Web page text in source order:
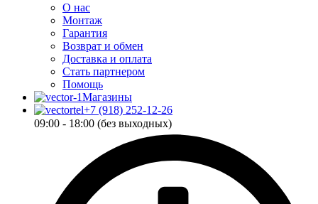
О нас
Монтаж
Гарантия
Возврат и обмен
Доставка и оплата
Стать партнером
Помощь
Магазины
+7 (918) 252-12-26
09:00 - 18:00 (без выходных)